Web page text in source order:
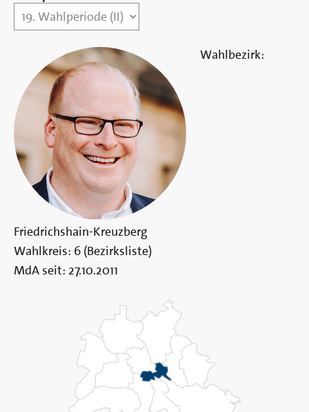
Wahlbezirk:
Friedrichshain-Kreuzberg
Wahlkreis: 6 (Bezirksliste)
MdA seit: 27.10.2011